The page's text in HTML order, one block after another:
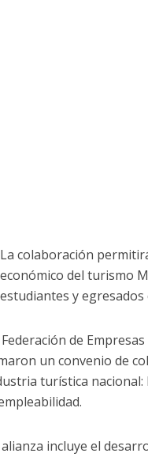
La colaboración
económico del turismo
estudiantes y
de
un convenio de
turística nacional:
alianza incluye el